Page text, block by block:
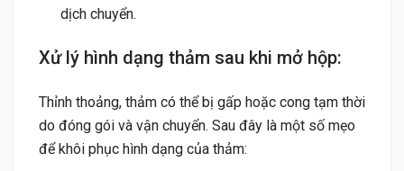
dịch chuyển.
Xử lý hình dạng thảm sau khi mở hộp:
Thỉnh thoảng, thảm có thể bị gấp hoặc cong tạm thời
do đóng gói và vận chuyển. Sau đây là một số mẹo
để khôi phục hình dạng của thảm: